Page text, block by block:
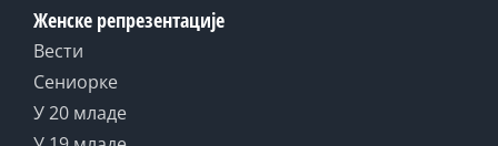
Женске репрезентације
Вести
Сениорке
У 20 младе